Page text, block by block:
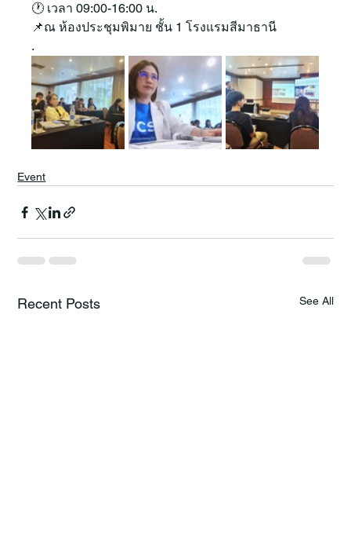
🕐 เวลา 09:00-16:00 น.
📌ณ ห้องประชุมพิมาย ชั้น 1 โรงแรมสีมาธานี
.
Event
Recent Posts See All